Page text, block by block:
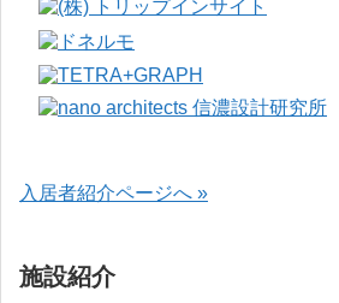
入居者紹介ページへ »
施設紹介